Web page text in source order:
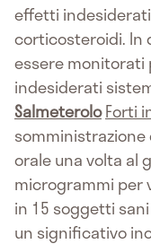
effetti
corticosteroidi. In
essere monitorati
indesiderati
SalmeteroloForti
somministrazione
orale una volta al
microgrammi per
in 15 soggetti
un significativo